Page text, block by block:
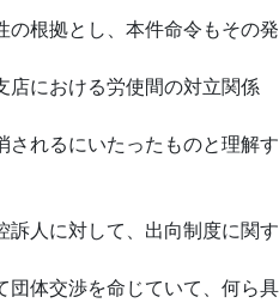
の根拠とし、本件命令もその発
店における労使間の対立関係
されるにいたったものと理解す
人に対して、出向制度に関す
団体交渉を命じていて、何ら具